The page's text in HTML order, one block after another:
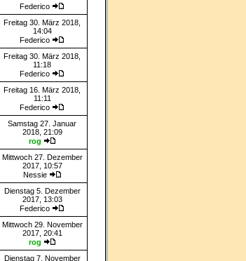
Federico
Freitag 30. März 2018,
14:04
Federico
Freitag 30. März 2018,
11:18
Federico
Freitag 16. März 2018,
11:11
Federico
Samstag 27. Januar
2018, 21:09
rog
Mittwoch 27. Dezember
2017, 10:57
Nessie
Dienstag 5. Dezember
2017, 13:03
Federico
Mittwoch 29. November
2017, 20:41
rog
Dienstag 7. November